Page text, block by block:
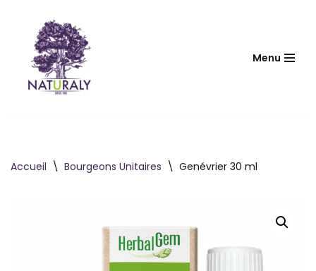
contenu
Menu
Accueil \ Bourgeons Unitaires \ Genévrier 30 ml